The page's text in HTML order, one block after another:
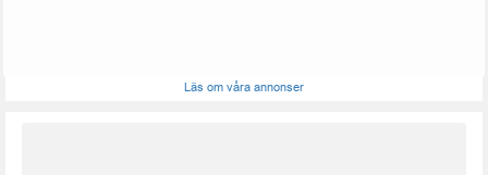
Läs om våra annonser